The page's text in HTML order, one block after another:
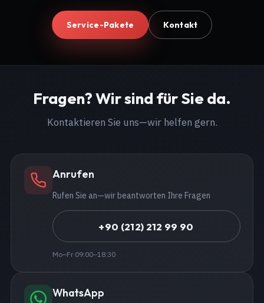
Service-Pakete Kontakt
Fragen? Wir sind für Sie da.
Kontaktieren Sie uns—wir helfen gern.
Anrufen
Rufen Sie an—wir beantworten Ihre Fragen
+90 (212) 212 99 90
Mo–Fr 09:00–18:30
WhatsApp